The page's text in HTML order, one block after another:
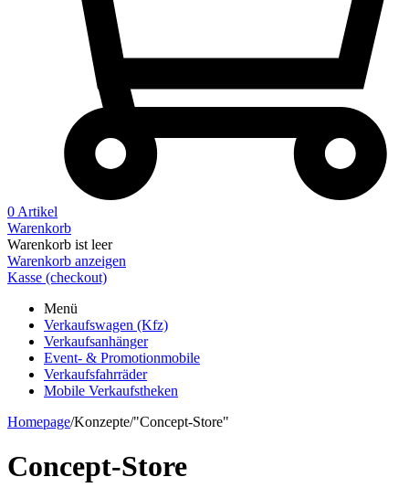
0 Artikel
Warenkorb
Warenkorb ist leer
Warenkorb anzeigen
Kasse (checkout)
Menü
Verkaufswagen (Kfz)
Verkaufsanhänger
Event- & Promotionmobile
Verkaufsfahrräder
Mobile Verkaufstheken
Homepage/Konzepte/"Concept-Store"
Concept-Store